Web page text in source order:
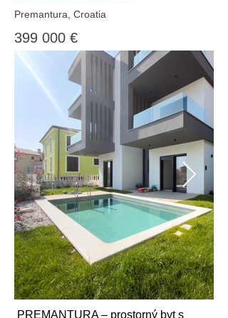
Premantura, Croatia
399 000 €
PREMANTURA – prostorný byt s